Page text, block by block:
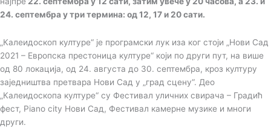
24. септембра у три термина: од 12, 17 и 20 сати.
„Калеидоскоп културе“ је програмски лук иза ког стоји „Нови Сад
2021 – Европска престоница културе“ који по други пут, на више
од 80 локација, од 24. августа до 30. септембра, кроз културу
заједништва претвара Нови Сад у „град сцену“. Део
„Калеидоскопа културе“ су Фестивал уличних свирача – Градић
фест, Piano city Нови Сад, Фестивал камерне музике и многи
други.